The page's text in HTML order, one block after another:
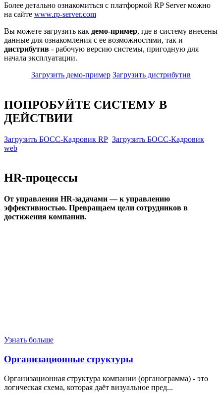
Более детально ознакомиться с платформой RP Server можно
на сайте www.rp-server.com
Вы можете загрузить как демо-пример, где в систему внесены
данные для ознакомления с ее возможностями, так и
дистрибутив - рабочую версию системы, пригодную для
начала эксплуатации.
Загрузить демо-пример Загрузить дистрибутив
ПОПРОБУЙТЕ СИСТЕМУ В
ДЕЙСТВИИ
Загрузить БОСС-Кадровик RP Загрузить БОСС-Кадровик
web
HR-процессы
От управления HR-задачами — к управлению
эффективностью. Превращаем цели сотрудников в
достижения компании.
Узнать больше
Организационные структуры
Организационная структура компании (органограмма) - это
логическая схема, которая даёт визуальное пред...